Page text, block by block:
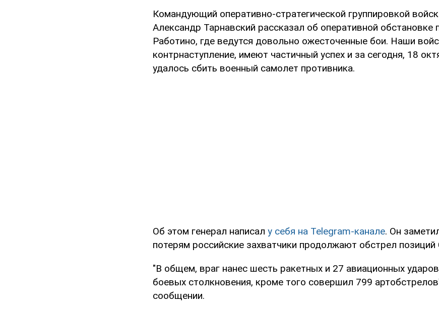
Командующий оперативно-стратегической группировкой
Александр Тарнавский рассказал об оперативной обстановке
Работино, где ведутся довольно ожесточенные бои. Наши
контрнаступление, имеют частичный успех и за сегодня, 18
удалось сбить военный самолет противника.
Об этом генерал написал у себя на Telegram-канале. Он
потерям российские захватчики продолжают обстрел
"В общем, враг нанес шесть ракетных и 27 авиационных
боевых столкновения, кроме того совершил 799
сообщении.